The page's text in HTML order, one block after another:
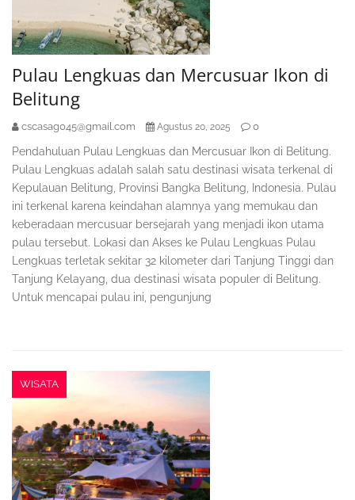
Pulau Lengkuas dan Mercusuar Ikon di
Belitung
cscasag045@gmail.com Agustus 20, 2025 0
Pendahuluan Pulau Lengkuas dan Mercusuar Ikon di Belitung.
Pulau Lengkuas adalah salah satu destinasi wisata terkenal di
Kepulauan Belitung, Provinsi Bangka Belitung, Indonesia. Pulau
ini terkenal karena keindahan alamnya yang memukau dan
keberadaan mercusuar bersejarah yang menjadi ikon utama
pulau tersebut. Lokasi dan Akses ke Pulau Lengkuas Pulau
Lengkuas terletak sekitar 32 kilometer dari Tanjung Tinggi dan
Tanjung Kelayang, dua destinasi wisata populer di Belitung.
Untuk mencapai pulau ini, pengunjung
WISATA